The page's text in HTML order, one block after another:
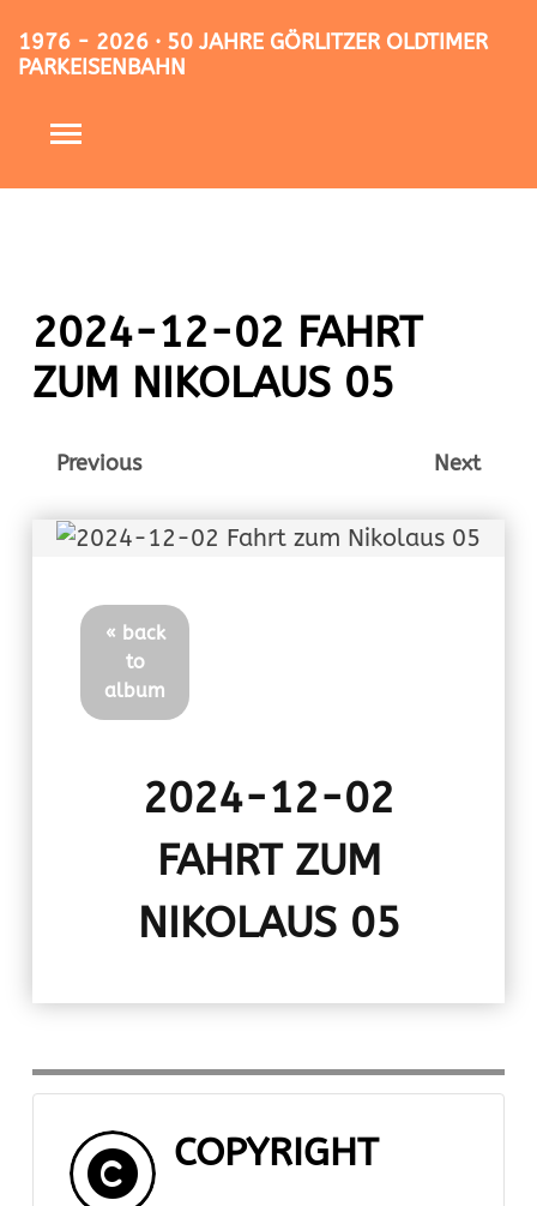
1976 - 2026 · 50 JAHRE GÖRLITZER OLDTIMER
PARKEISENBAHN
2024-12-02 FAHRT
ZUM NIKOLAUS 05
Previous Next
« back
to
album
2024-12-02
FAHRT ZUM
NIKOLAUS 05
COPYRIGHT